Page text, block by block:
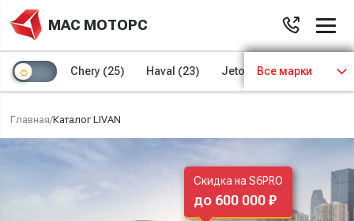
МАС МОТОРС
Chery (25) Haval (23) Jetour (8) Kaiyi (4)
Все марки
Главная/Каталог LIVAN
Скидка на S6PRO
до 600 000 ₽